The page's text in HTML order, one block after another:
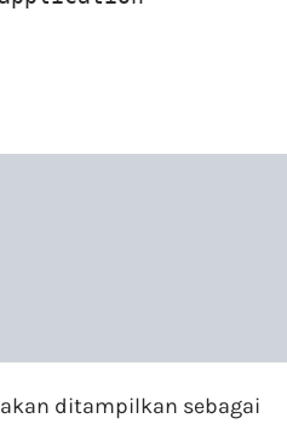
ditampilkan sebagai